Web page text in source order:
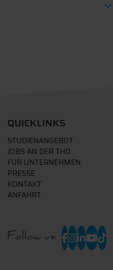
QUICKLINKS
STUDIENANGEBOT
JOBS AN DER THD
FÜR UNTERNEHMEN
PRESSE
KONTAKT
ANFAHRT
Follow us: